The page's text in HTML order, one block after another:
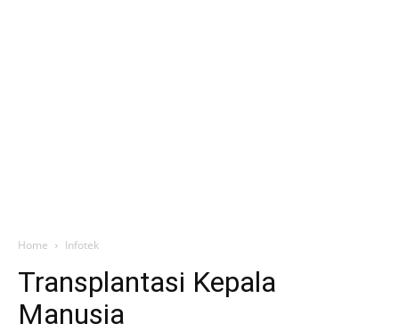
Home Infotek
Transplantasi Kepala
Manusia